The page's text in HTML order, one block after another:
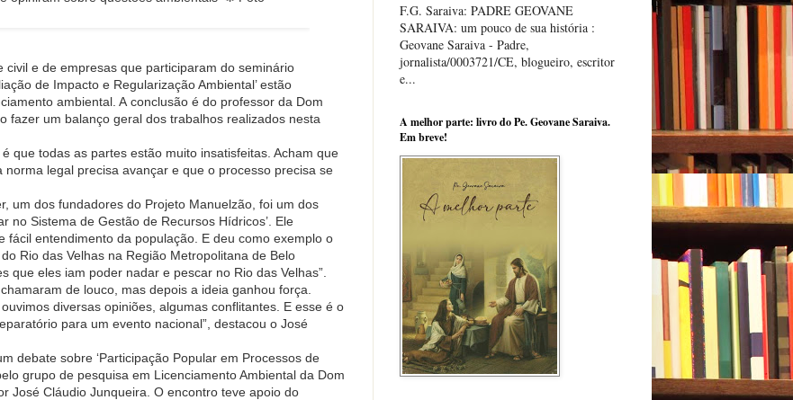
e de empresas que participaram do seminário
de Impacto e Regularização Ambiental’ estão
ambiental. A conclusão é do professor da Dom
fazer um balanço geral dos trabalhos realizados nesta
que todas as partes estão muito insatisfeitas. Acham que
legal precisa avançar e que o processo precisa se
um dos fundadores do Projeto Manuelzão, foi um dos
no Sistema de Gestão de Recursos Hídricos’. Ele
fácil entendimento da população. E deu como exemplo o
Rio das Velhas na Região Metropolitana de Belo
que eles iam poder nadar e pescar no Rio das Velhas”.
de louco, mas depois a ideia ganhou força.
diversas opiniões, algumas conflitantes. E esse é o
para um evento nacional”, destacou o José
debate sobre ‘Participação Popular em Processos de
grupo de pesquisa em Licenciamento Ambiental da Dom
José Cláudio Junqueira. O encontro teve apoio do
F.G. Saraiva: PADRE GEOVANE
SARAIVA: um pouco de sua história :
Geovane Saraiva - Padre,
jornalista/0003721/CE, blogueiro, escritor
e...
A melhor parte: livro do Pe. Geovane Saraiva.
Em breve!